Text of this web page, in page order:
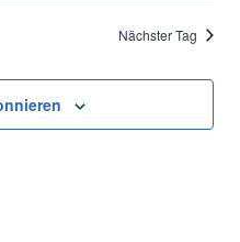
Nächster Tag